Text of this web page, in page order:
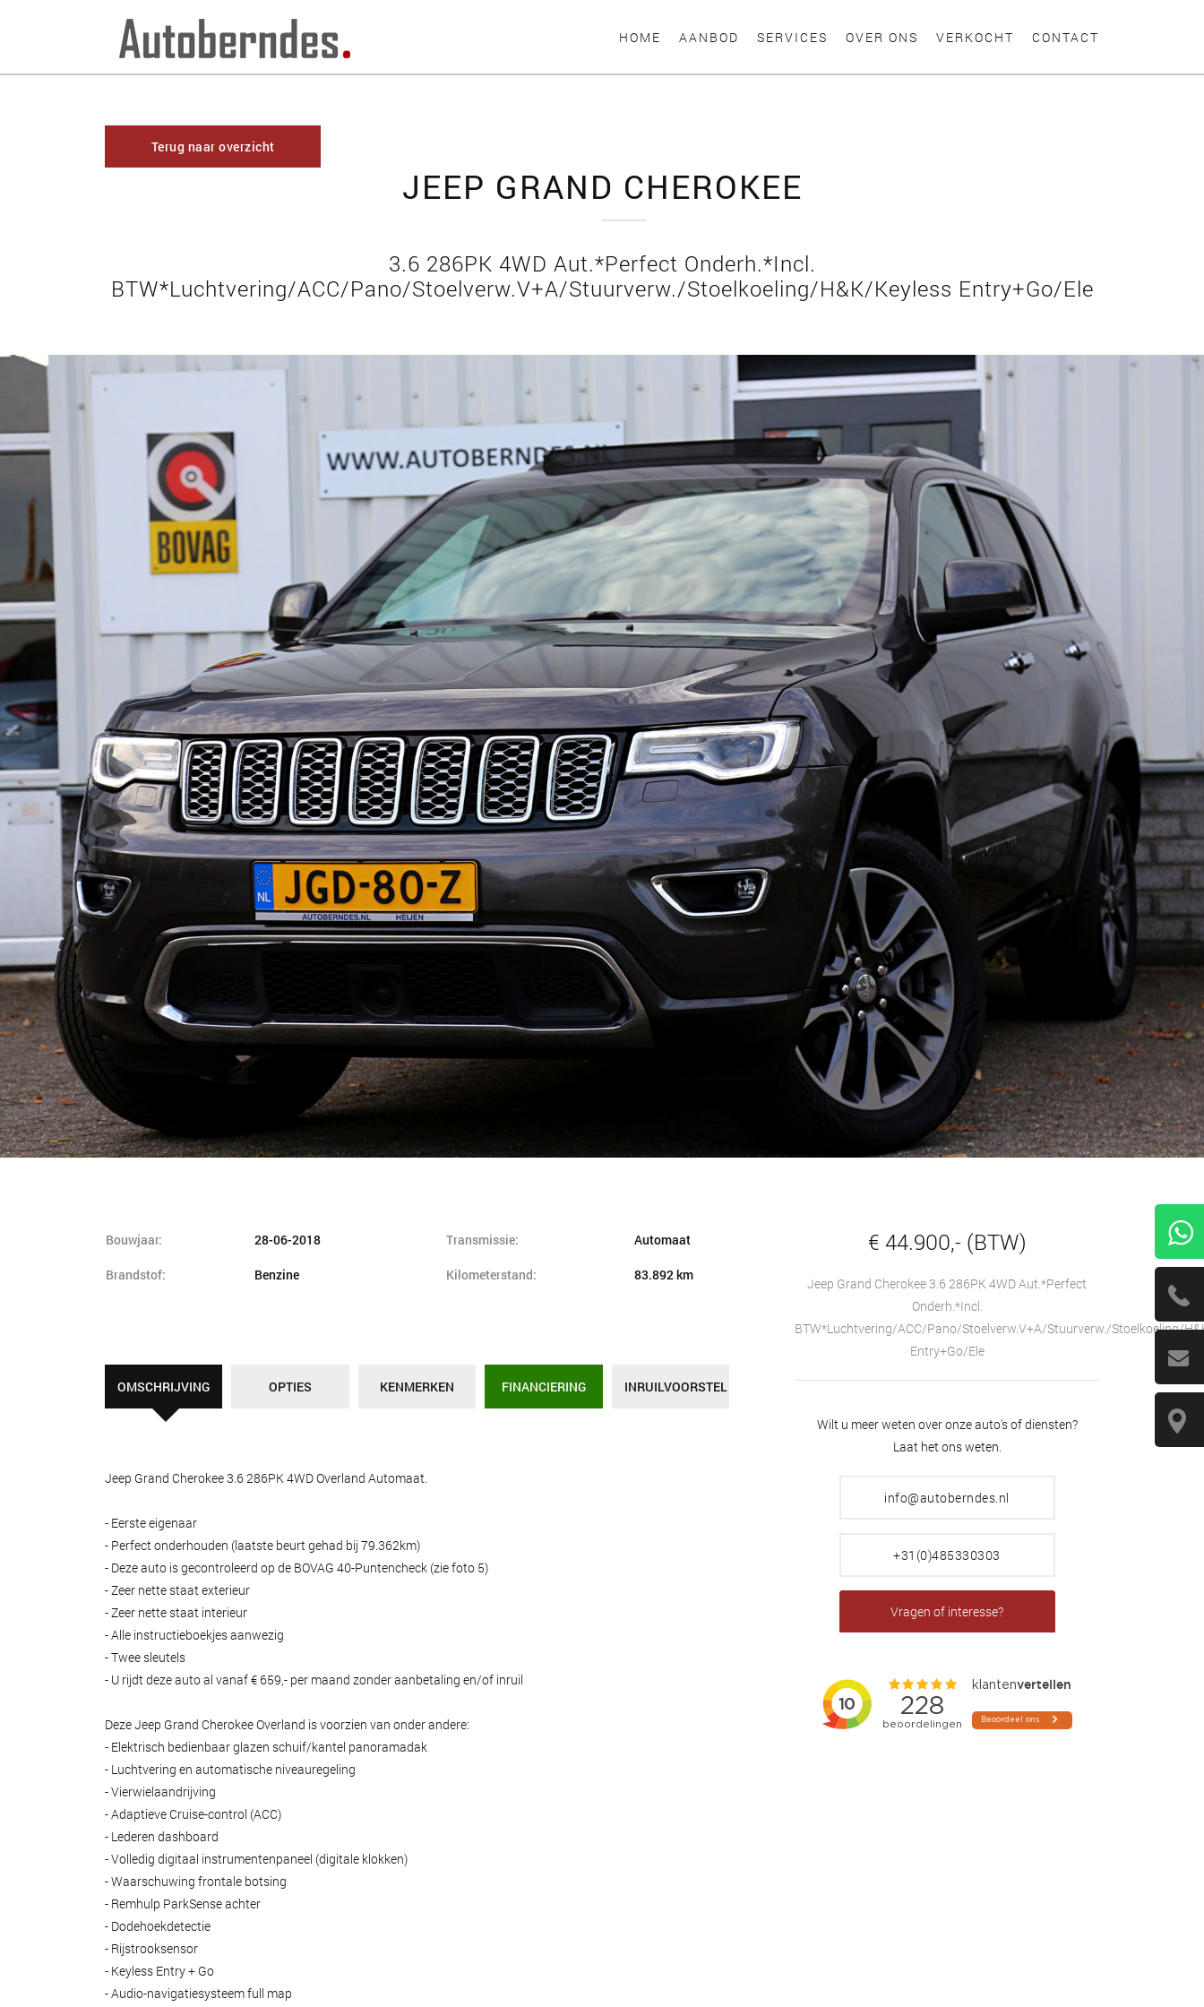
HOME AANBOD SERVICES OVER ONS VERKOCHT CONTACT
Terug naar overzicht
JEEP GRAND CHEROKEE
3.6 286PK 4WD Aut.*Perfect Onderh.*Incl.
BTW*Luchtvering/ACC/Pano/Stoelverw.V+A/Stuurverw./Stoelkoeling/H&K/Keyless Entry+Go/Ele
Bouwjaar: 28-06-2018
Brandstof: Benzine
Transmissie: Automaat
Kilometerstand: 83.892 km
OMSCHRIJVING OPTIES KENMERKEN FINANCIERING INRUILVOORSTEL
Jeep Grand Cherokee 3.6 286PK 4WD Overland Automaat.
- Eerste eigenaar
- Perfect onderhouden (laatste beurt gehad bij 79.362km)
- Deze auto is gecontroleerd op de BOVAG 40-Puntencheck (zie foto 5)
- Zeer nette staat exterieur
- Zeer nette staat interieur
- Alle instructieboekjes aanwezig
- Twee sleutels
- U rijdt deze auto al vanaf € 659,- per maand zonder aanbetaling en/of inruil
Deze Jeep Grand Cherokee Overland is voorzien van onder andere:
- Elektrisch bedienbaar glazen schuif/kantel panoramadak
- Luchtvering en automatische niveauregeling
- Vierwielaandrijving
- Adaptieve Cruise-control (ACC)
- Lederen dashboard
- Volledig digitaal instrumentenpaneel (digitale klokken)
- Waarschuwing frontale botsing
- Remhulp ParkSense achter
- Dodehoekdetectie
- Rijstrooksensor
- Keyless Entry + Go
- Audio-navigatiesysteem full map
€ 44.900,- (BTW)
Jeep Grand Cherokee 3.6 286PK 4WD Aut.*Perfect
Onderh.*Incl.
BTW*Luchtvering/ACC/Pano/Stoelverw.V+A/Stuurverw./Stoelkoeling/
Entry+Go/Ele
Wilt u meer weten over onze auto's of diensten?
Laat het ons weten.
info@autoberndes.nl
+31(0)485330303
Vragen of interesse?